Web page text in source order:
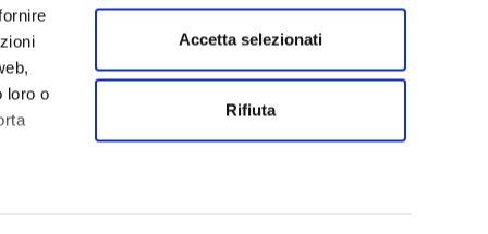
loro o
Accetta selezionati
Rifiuta
tua vettura e ti
Vendi La Tua Auto